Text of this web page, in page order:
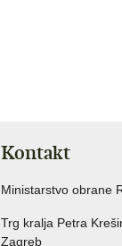
Kontakt
Ministarstvo obrane
Trg kralja Petra
Zagreb